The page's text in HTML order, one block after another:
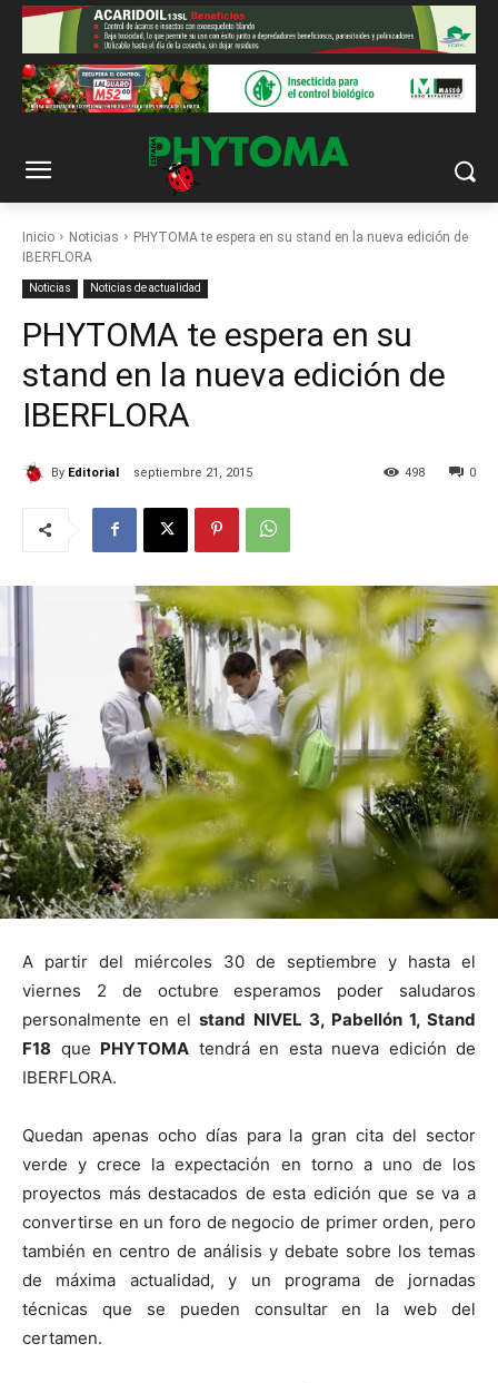
Inicio Noticias
PHYTOMA te espera en su stand en la nueva edición de
IBERFLORA
Noticias Noticias de actualidad
PHYTOMA te espera en su
stand en la nueva edición de
IBERFLORA
By Editorial septiembre 21, 2015 0
498
A partir del miércoles 30 de septiembre y hasta el
viernes 2 de octubre esperamos poder saludaros
personalmente en elstand NIVEL 3, Pabellón 1, Stand
F18 que PHYTOMA tendrá en esta nueva edición de
IBERFLORA.
Quedan apenas ocho días para la gran cita del sector
verde y crece la expectación en torno a uno de los
proyectos más destacados de esta edición que se va a
convertirse en un foro de negocio de primer orden, pero
también en centro de análisis y debate sobre los temas
de máxima actualidad, y un programa de jornadas
técnicas que se pueden consultar en la web del
certamen.